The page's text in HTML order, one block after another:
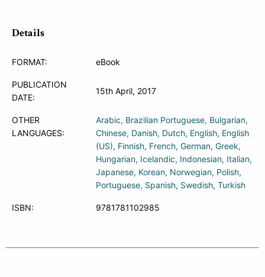
Details
FORMAT: eBook
PUBLICATION
DATE:
15th April, 2017
OTHER
LANGUAGES:
Arabic Brazilian Portuguese Bulgarian
Chinese Danish Dutch English English
(US) Finnish French German Greek
Hungarian Icelandic Indonesian Italian
Japanese Korean Norwegian Polish
Portuguese Spanish Swedish Turkish
ISBN: 9781781102985